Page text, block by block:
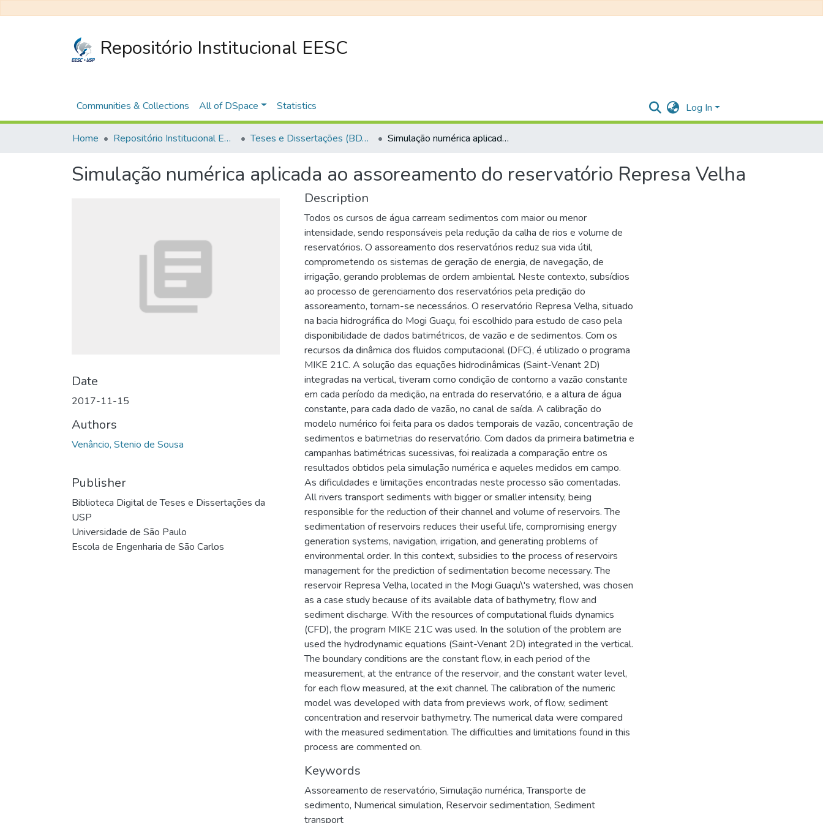
Repositório Institucional EESC
Communities & Collections All of DSpace Statistics Log In
Home Repositório Institucional EESC Teses e Dissertações (BDTD USP) Simulação numérica aplicada ao assoreamento do reservatório Represa Velha
Simulação numérica aplicada ao assoreamento do reservatório Represa Velha
Date
2017-11-15
Authors
Venâncio, Stenio de Sousa
Publisher
Biblioteca Digital de Teses e Dissertações da
USP
Universidade de São Paulo
Escola de Engenharia de São Carlos
Description
Todos os cursos de água carream sedimentos com maior ou menor
intensidade, sendo responsáveis pela redução da calha de rios e volume de
reservatórios. O assoreamento dos reservatórios reduz sua vida útil,
comprometendo os sistemas de geração de energia, de navegação, de
irrigação, gerando problemas de ordem ambiental. Neste contexto, subsídios
ao processo de gerenciamento dos reservatórios pela predição do
assoreamento, tornam-se necessários. O reservatório Represa Velha, situado
na bacia hidrográfica do Mogi Guaçu, foi escolhido para estudo de caso pela
disponibilidade de dados batimétricos, de vazão e de sedimentos. Com os
recursos da dinâmica dos fluidos computacional (DFC), é utilizado o programa
MIKE 21C. A solução das equações hidrodinâmicas (Saint-Venant 2D)
integradas na vertical, tiveram como condição de contorno a vazão constante
em cada período da medição, na entrada do reservatório, e a altura de água
constante, para cada dado de vazão, no canal de saída. A calibração do
modelo numérico foi feita para os dados temporais de vazão, concentração de
sedimentos e batimetrias do reservatório. Com dados da primeira batimetria e
campanhas batimétricas sucessivas, foi realizada a comparação entre os
resultados obtidos pela simulação numérica e aqueles medidos em campo.
As dificuldades e limitações encontradas neste processo são comentadas.
All rivers transport sediments with bigger or smaller intensity, being
responsible for the reduction of their channel and volume of reservoirs. The
sedimentation of reservoirs reduces their useful life, compromising energy
generation systems, navigation, irrigation, and generating problems of
environmental order. In this context, subsidies to the process of reservoirs
management for the prediction of sedimentation become necessary. The
reservoir Represa Velha, located in the Mogi Guaçu\'s watershed, was chosen
as a case study because of its available data of bathymetry, flow and
sediment discharge. With the resources of computational fluids dynamics
(CFD), the program MIKE 21C was used. In the solution of the problem are
used the hydrodynamic equations (Saint-Venant 2D) integrated in the vertical.
The boundary conditions are the constant flow, in each period of the
measurement, at the entrance of the reservoir, and the constant water level,
for each flow measured, at the exit channel. The calibration of the numeric
model was developed with data from previews work, of flow, sediment
concentration and reservoir bathymetry. The numerical data were compared
with the measured sedimentation. The difficulties and limitations found in this
process are commented on.
Keywords
Assoreamento de reservatório, Simulação numérica,Transporte de
sedimento, Numerical simulation, Reservoir sedimentation, Sediment
transport